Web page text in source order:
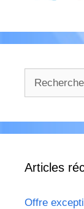
Articles
Offre